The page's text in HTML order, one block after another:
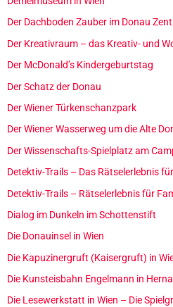
Der Dachboden Zauber im Donau
Der Kreativraum – das Kreativ- und
Der McDonald’s Kindergeburtstag
Der Schatz der Donau
Der Wiener Türkenschanzpark
Der Wiener Wasserweg um die Alte
Der Wissenschafts-Spielplatz am
Detektiv-Trails – Das Rätselerlebnis
Detektiv-Trails – Rätselerlebnis für
Dialog im Dunkeln im Schottenstift
Die Donauinsel in Wien
Die Kapuzinergruft (Kaisergruft) in
Die Kunsteisbahn Engelmann in
Die Lesewerkstatt in Wien – Die